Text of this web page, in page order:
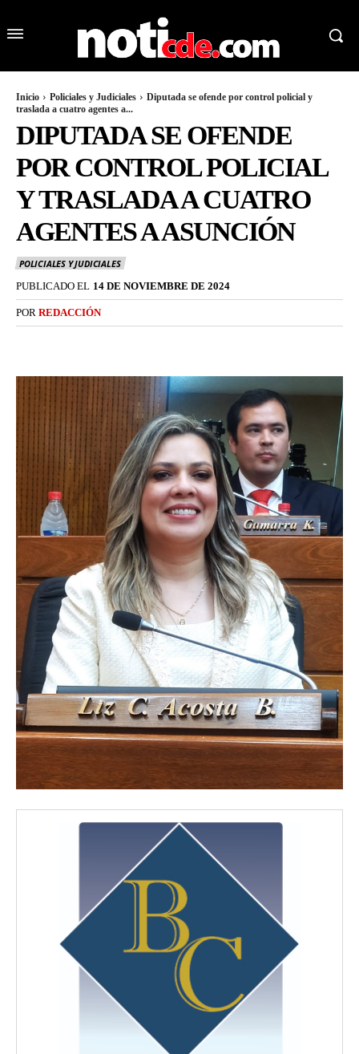
Inicio Policiales y Judiciales
Diputada se ofende por control policial y
traslada a cuatro agentes a...
DIPUTADA SE OFENDE
POR CONTROL POLICIAL
Y TRASLADA A CUATRO
AGENTES A ASUNCIÓN
POLICIALES Y JUDICIALES
PUBLICADO EL 14 DE NOVIEMBRE DE 2024
POR REDACCIÓN